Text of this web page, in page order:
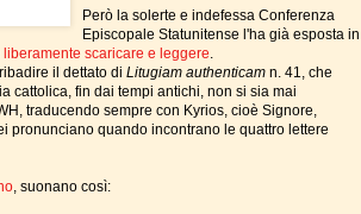
Però la solerte e indefessa Conferenza
Episcopale Statunitense l'ha già esposta in
scaricare e leggere
il dettato di Litugiam authenticam n. 41, che
cattolica, fin dai tempi antichi, non si sia mai
traducendo sempre con Kyrios, cioè Signore,
pronunciano quando incontrano le quattro lettere
, suonano così: